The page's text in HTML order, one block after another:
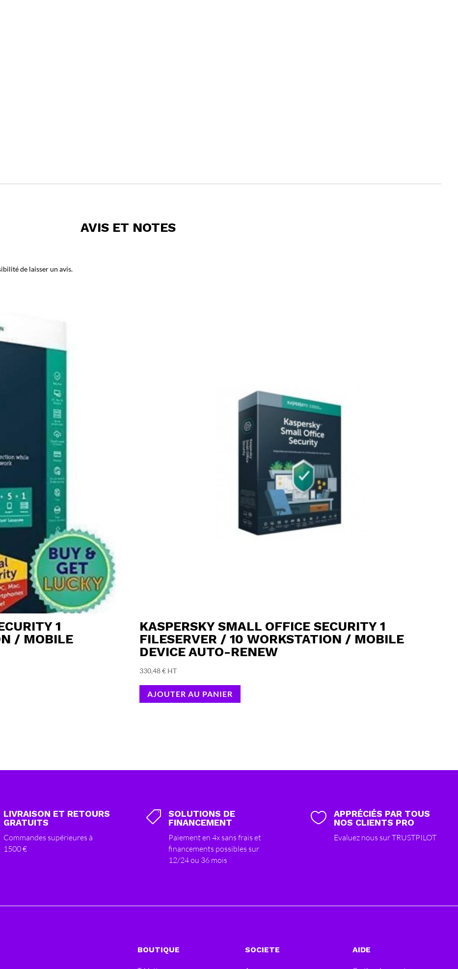
AVIS ET NOTES
de laisser un avis.
1
/ MOBILE
KASPERSKY SMALL OFFICE SECURITY 1
FILESERVER / 10 WORKSTATION / MOBILE
DEVICE AUTO-RENEW
330,48€ HT
AJOUTER AU PANIER
LIVRAISON ET RETOURS
GRATUITS
Commandes supérieures à
1500 €

SOLUTIONS DE
FINANCEMENT
Paiement en 4x sans frais et
financements possibles sur
12/24 ou 36 mois

APPRÉCIÉS PAR TOUS
NOS CLIENTS PRO
Evaluez nous sur TRUSTPILOT
BOUTIQUE SOCIETE AIDE